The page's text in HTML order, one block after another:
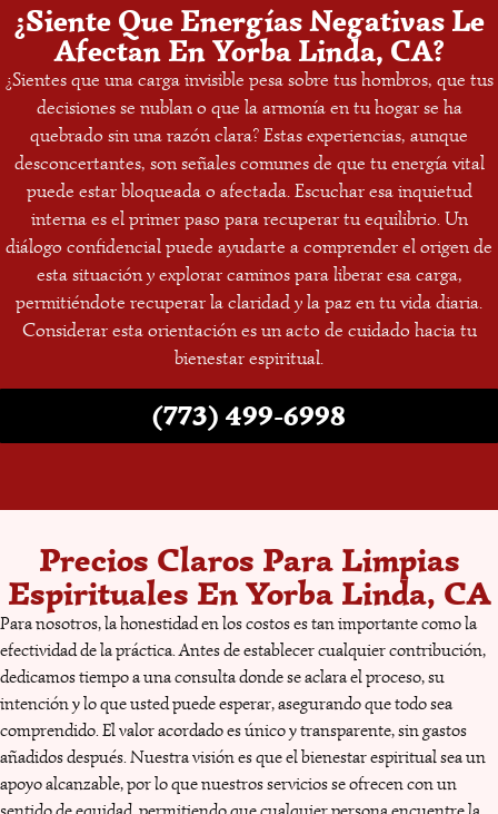
¿Siente Que Energías Negativas Le
Afectan En Yorba Linda, CA?
¿Sientes que una carga invisible pesa sobre tus hombros, que tus
decisiones se nublan o que la armonía en tu hogar se ha
quebrado sin una razón clara? Estas experiencias, aunque
desconcertantes, son señales comunes de que tu energía vital
puede estar bloqueada o afectada. Escuchar esa inquietud
interna es el primer paso para recuperar tu equilibrio. Un
diálogo confidencial puede ayudarte a comprender el origen de
esta situación y explorar caminos para liberar esa carga,
permitiéndote recuperar la claridad y la paz en tu vida diaria.
Considerar esta orientación es un acto de cuidado hacia tu
bienestar espiritual.
(773) 499-6998
Precios Claros Para Limpias
Espirituales En Yorba Linda, CA
Para nosotros, la honestidad en los costos es tan importante como la
efectividad de la práctica. Antes de establecer cualquier contribución,
dedicamos tiempo a una consulta donde se aclara el proceso, su
intención y lo que usted puede esperar, asegurando que todo sea
comprendido. El valor acordado es único y transparente, sin gastos
añadidos después. Nuestra visión es que el bienestar espiritual sea un
apoyo alcanzable, por lo que nuestros servicios se ofrecen con un